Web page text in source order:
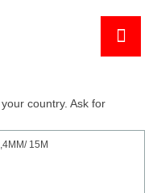
country. Ask for